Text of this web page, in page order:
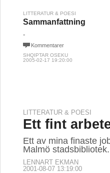
LITTERATUR & POESI
Sammanfattning
-
Kommentarer
SHQIPTAR OSEKU
2005-02-17 19:20:00
LITTERATUR & POESI
Ett fint
Ett av mina finaste
Malmö stadsbibliotek.
LENNART EKMAN
2001-08-07 13:19:00